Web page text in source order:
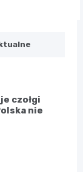
czołgi
nie